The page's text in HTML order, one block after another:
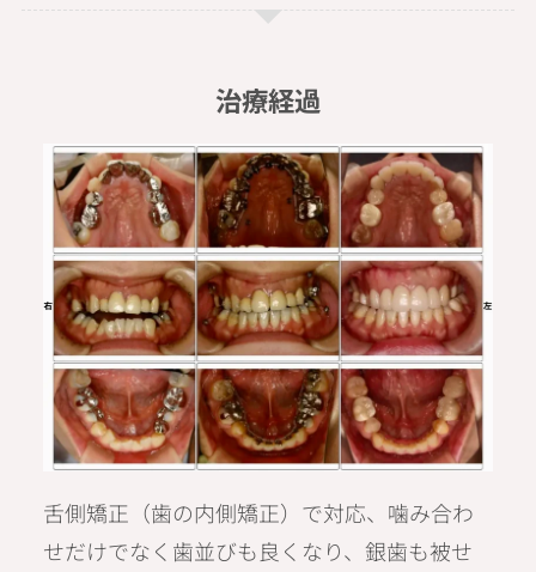
治療経過
舌側矯正（歯の内側矯正）で対応、噛み合わ
せだけでなく歯並びも良くなり、銀歯も被せ